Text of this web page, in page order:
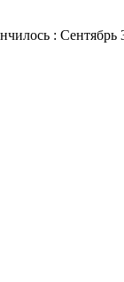
: Сентябрь